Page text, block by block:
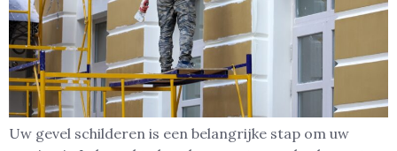
Uw gevel schilderen is een belangrijke stap om uw